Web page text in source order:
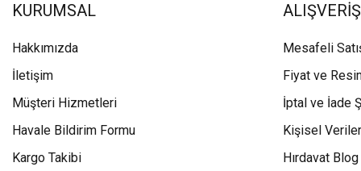
KURUMSAL
Hakkımızda
İletişim
Müşteri Hizmetleri
Havale Bildirim Formu
Kargo Takibi
ALIŞVERİŞ
Mesafeli
Fiyat ve
İptal ve İade
Kişisel
Hırdavat Blog